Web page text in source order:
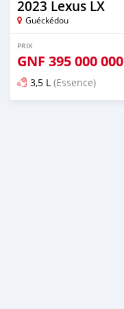
2023 Lexus LX
Guéckédou
PRIX
GNF 395 000 000
3,5 L (Essence)